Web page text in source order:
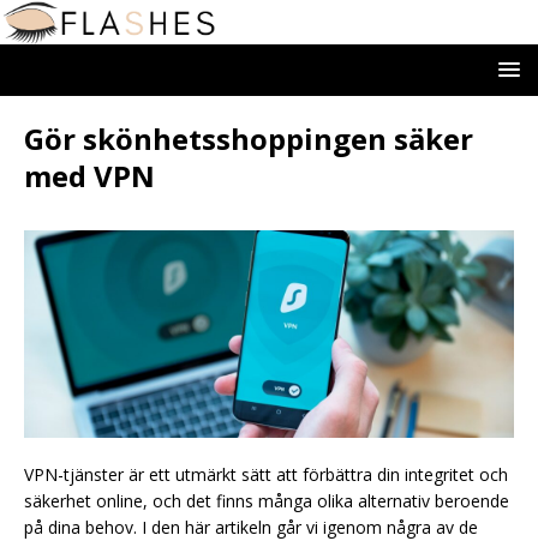
Gör skönhetsshoppingen säker
med VPN
VPN-tjänster är ett utmärkt sätt att förbättra din integritet och
säkerhet online, och det finns många olika alternativ beroende
på dina behov. I den här artikeln går vi igenom några av de